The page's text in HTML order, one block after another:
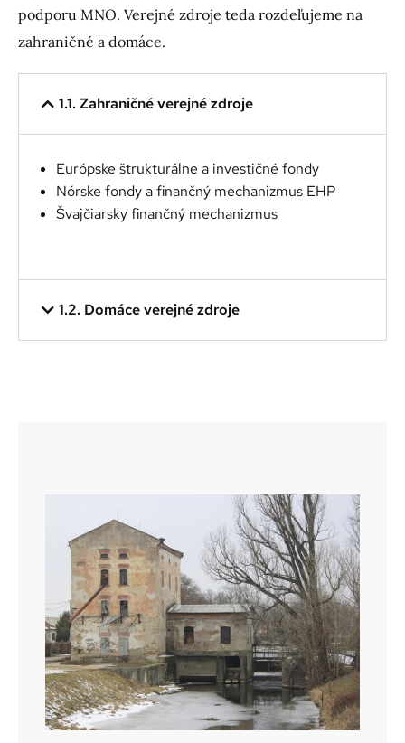
podporu MNO. Verejné zdroje teda rozdeľujeme na
zahraničné a domáce.
1.1. Zahraničné verejné zdroje
Európske štrukturálne a investičné fondy
Nórske fondy a finančný mechanizmus EHP
Švajčiarsky finančný mechanizmus
1.2. Domáce verejné zdroje